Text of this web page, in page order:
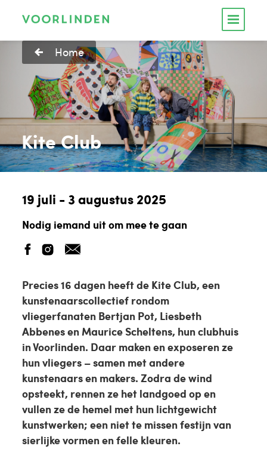
Home
Kite Club
19 juli - 3 augustus 2025
Nodig iemand uit om mee te gaan
Precies 16 dagen heeft de Kite Club, een
kunstenaarscollectief rondom
vliegerfanaten Bertjan Pot, Liesbeth
Abbenes en Maurice Scheltens, hun clubhuis
in Voorlinden. Daar maken en exposeren ze
hun vliegers – samen met andere
kunstenaars en makers. Zodra de wind
opsteekt, rennen ze het landgoed op en
vullen ze de hemel met hun lichtgewicht
kunstwerken; een niet te missen festijn van
sierlijke vormen en felle kleuren.